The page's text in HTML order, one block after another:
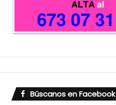
Búscanos en Facebook